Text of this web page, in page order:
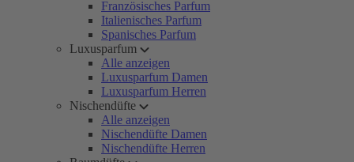
Französisches Parfum
Italienisches Parfum
Spanisches Parfum
Luxusparfum
Alle anzeigen
Luxusparfum Damen
Luxusparfum Herren
Nischendüfte
Alle anzeigen
Nischendüfte Damen
Nischendüfte Herren